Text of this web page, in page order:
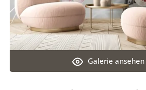
Galerie ansehen